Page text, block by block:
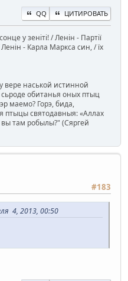
QQ ЦИТИРОВАТЬ
у зеніті! / Ленін - Партії
- Карла Маркса син, / їх
наськой истинной
обитанья оных птыц
маемо? Горэ, бида,
птыцы святодавныя: «Аллах
там робылы?" (Сяргей
#183
4, 2013, 00:50